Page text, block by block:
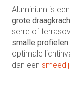
Aluminium is
grote
serre of
smalle profielen
optimale
dan een